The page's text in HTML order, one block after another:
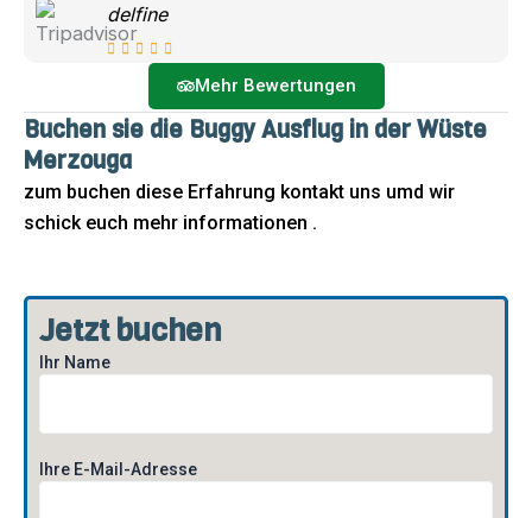
delfine
Mehr Bewertungen
Buchen sie die Buggy Ausflug in der Wüste
Merzouga
zum buchen diese Erfahrung kontakt uns umd wir
schick euch mehr informationen .
Jetzt buchen
Ihr Name
Ihre E-Mail-Adresse